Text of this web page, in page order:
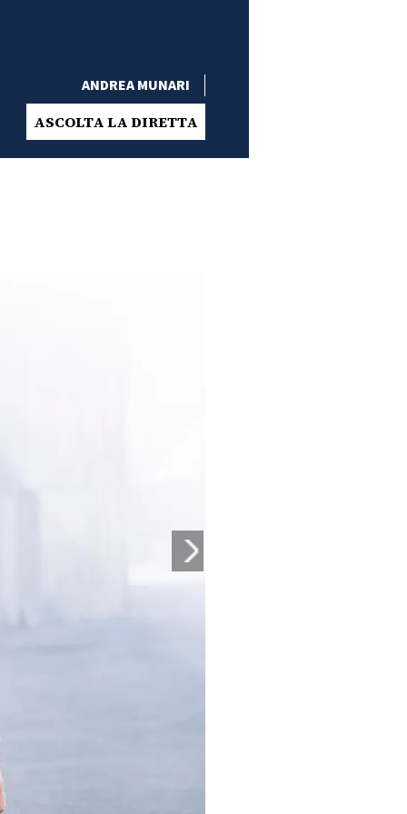
ANDREA MUNARI
ASCOLTA LA DIRETTA